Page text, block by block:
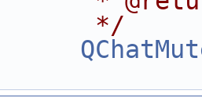
*/